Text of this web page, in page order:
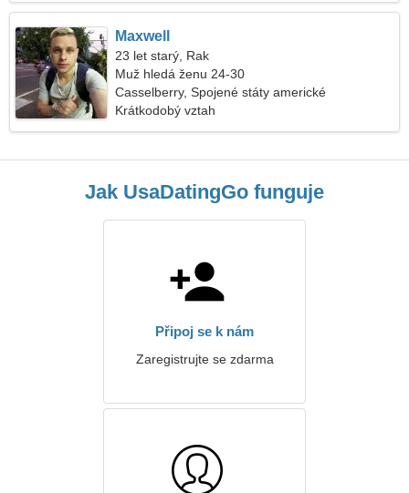
Maxwell
23 let starý, Rak
Muž hledá ženu 24-30
Casselberry, Spojené státy americké
Krátkodobý vztah
Jak UsaDatingGo funguje
Připoj se k nám
Zaregistrujte se zdarma